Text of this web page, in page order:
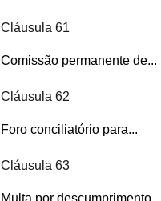
Cláusula 61
Comissão permanente de...
Cláusula 62
Foro conciliatório para...
Cláusula 63